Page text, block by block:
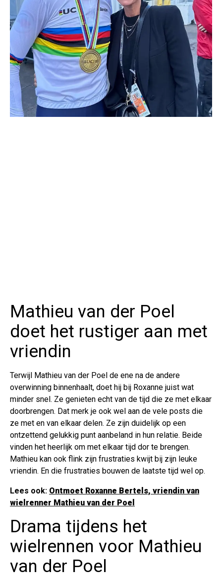
Mathieu van der Poel
doet het rustiger aan met
vriendin
Terwijl Mathieu van der Poel de ene na de andere
overwinning binnenhaalt, doet hij bij Roxanne juist wat
minder snel. Ze genieten echt van de tijd die ze met elkaar
doorbrengen. Dat merk je ook wel aan de vele posts die
ze met en van elkaar delen. Ze zijn duidelijk op een
ontzettend gelukkig punt aanbeland in hun relatie. Beide
vinden het heerlijk om met elkaar tijd dor te brengen.
Mathieu kan ook flink zijn frustraties kwijt bij zijn leuke
vriendin. En die frustraties bouwen de laatste tijd wel op.
Lees ook: Ontmoet Roxanne Bertels, vriendin van
wielrenner Mathieu van der Poel
Drama tijdens het
wielrennen voor Mathieu
van der Poel